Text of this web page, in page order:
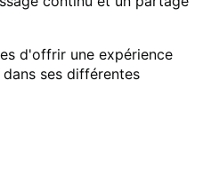
d'offrir une expérience
ses différentes